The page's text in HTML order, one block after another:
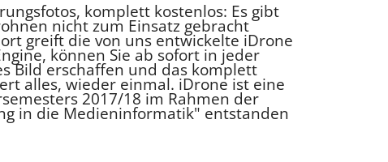
komplett kostenlos: Es gibt
nicht zum Einsatz gebracht
greift die von uns entwickelte iDrone
können Sie ab sofort in jeder
Bild erschaffen und das komplett
alles, wieder einmal. iDrone ist eine
2017/18 im Rahmen der
in die Medieninformatik" entstanden